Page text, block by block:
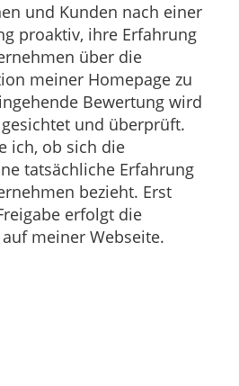
und Kunden nach einer
proaktiv, ihre Erfahrung
über die
meiner Homepage zu
Bewertung wird
und überprüft.
ich, ob sich die
tatsächliche Erfahrung
bezieht. Erst
erfolgt die
meiner Webseite.